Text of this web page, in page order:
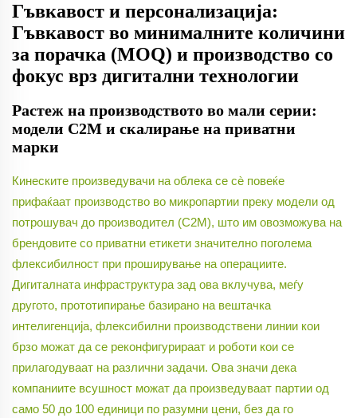
Гъвкавост и персонализација:
Гъвкавост во минималните количини
за порачка (MOQ) и производство со
фокус врз дигитални технологии
Растеж на производството во мали серии:
модели C2M и скалирање на приватни
марки
Кинеските произведувачи на облека се сè повеќе
прифаќаат производство во микропартии преку модели од
потрошувач до производител (C2M), што им овозможува на
брендовите со приватни етикети значително поголема
флексибилност при проширување на операциите.
Дигиталната инфраструктура зад ова вклучува, меѓу
другото, прототипирање базирано на вештачка
интелигенција, флексибилни производствени линии кои
брзо можат да се реконфигурираат и роботи кои се
прилагодуваат на различни задачи. Ова значи дека
компаниите всушност можат да произведуваат партии од
само 50 до 100 единици по разумни цени, без да го